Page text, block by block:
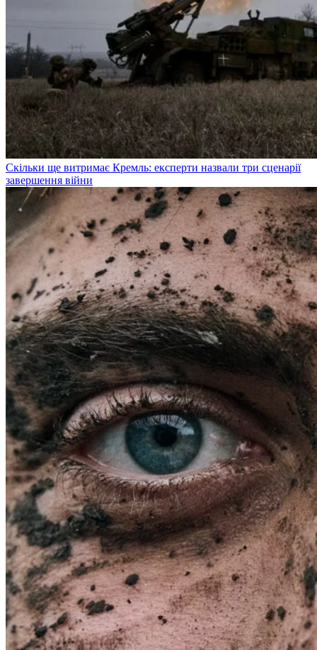
Скільки ще витримає Кремль: експерти назвали три сценарії
завершення війни